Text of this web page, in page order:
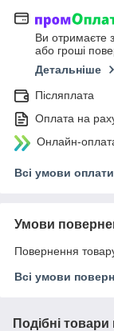
Ви отримаєте
або гроші
Детальніше
Післяплата
Оплата на
Онлайн-
Всі умови оплати
Умови
Повернення
Всі умови
Подібні товари